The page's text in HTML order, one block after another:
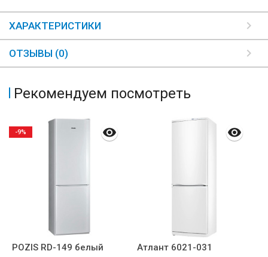
ХАРАКТЕРИСТИКИ
ОТЗЫВЫ (0)
Рекомендуем посмотреть
POZIS RD-149 белый
-9%
Атлант 6021-031